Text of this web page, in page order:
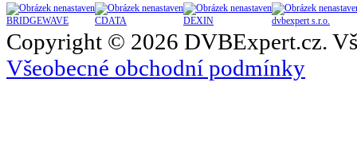
BRIDGEWAVE CDATA DEXIN dvbexpert s.r.o.
Copyright © 2026 DVBExpert.cz.
Všeobecné obchodní podmínky